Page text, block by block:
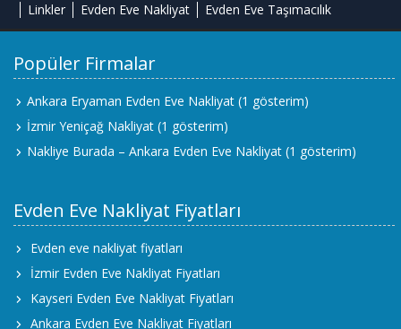
Linkler Evden Eve Nakliyat Evden Eve Taşımacılık
Popüler Firmalar
Ankara Eryaman Evden Eve Nakliyat (1 gösterim)
İzmir Yeniçağ Nakliyat (1 gösterim)
Nakliye Burada – Ankara Evden Eve Nakliyat (1 gösterim)
Evden Eve Nakliyat Fiyatları
Evden eve nakliyat fiyatları
İzmir Evden Eve Nakliyat Fiyatları
Kayseri Evden Eve Nakliyat Fiyatları
Ankara Evden Eve Nakliyat Fiyatları